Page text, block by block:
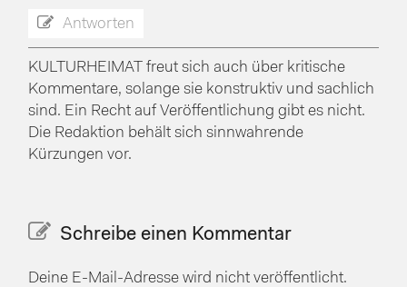
Antworten
KULTURHEIMAT freut sich auch über kritische
Kommentare, solange sie konstruktiv und sachlich
sind. Ein Recht auf Veröffentlichung gibt es nicht.
Die Redaktion behält sich sinnwahrende
Kürzungen vor.
Schreibe einen Kommentar
Deine E-Mail-Adresse wird nicht veröffentlicht.